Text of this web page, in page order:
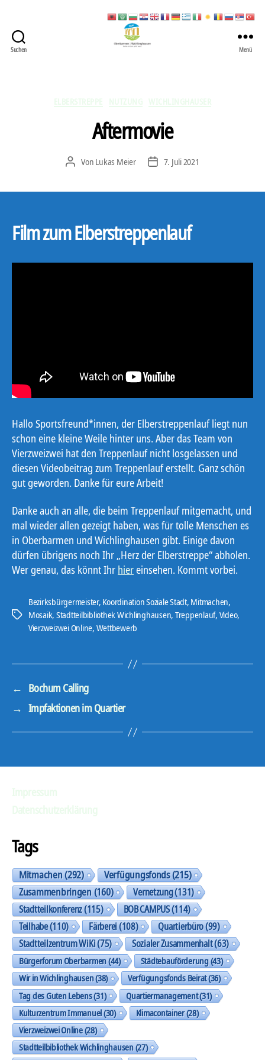
Suchen Menü
Aftermovie
Beitragsautor
Von Lukas Meier Veröffentlichungsdatum
7. Juli 2021
Film zum Elberstreppenlauf
Hallo Sportsfreund*innen, der Elberstreppenlauf liegt nun
schon eine kleine Weile hinter uns. Aber das Team von
Vierzweizwei hat den Treppenlauf nicht losgelassen und
diesen Videobeitrag zum Treppenlauf erstellt. Ganz schön
gut geworden. Danke für eure Arbeit!
Danke auch an alle, die beim Treppenlauf mitgemacht, und
mal wieder allen gezeigt haben, was für tolle Menschen es
in Oberbarmen und Wichlinghausen gibt. Einige davon
dürfen übrigens noch Ihr „Herz der Elberstreppe“ abholen.
Wer genau, das könnt Ihr hiereinsehen. Kommt vorbei.
Schlagwörter
Bezirksbürgermeister, Koordination Soziale Stadt, Mitmachen,
Mosaik, Stadtteilbibliothek Wichlinghausen, Treppenlauf, Video,
Vierzweizwei Online, Wettbewerb
← Bochum Calling
→ Impfaktionen im Quartier
Tags
Mitmachen(292) Verfügungsfonds(215)
Zusammenbringen(160) Vernetzung(131)
Stadtteilkonferenz(115) BOB CAMPUS(114)
Teilhabe(110) Färberei(108) Quartierbüro(99)
Stadtteilzentrum WiKi(75) Sozialer Zusammenhalt(63)
Bürgerforum Oberbarmen(44) Städtebauförderung(43)
Wir in Wichlinghausen(38) Verfügungsfonds Beirat(36)
Tag des Guten Lebens(31) Quartiermanagement(31)
Kulturzentrum Immanuel(30) Klimacontainer(28)
Vierzweizwei Online(28)
Stadtteilbibliothek Wichlinghausen(27)